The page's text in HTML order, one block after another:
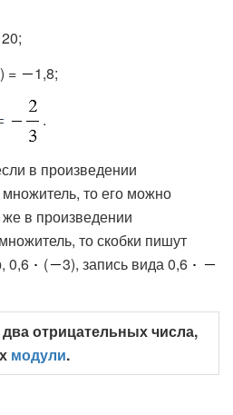
20;
= 1,8;
.
в произведении
то его можно
же в произведении
то скобки пишут
0,6
(
3), запись вида 0,6
отрицательных числа,
модули.